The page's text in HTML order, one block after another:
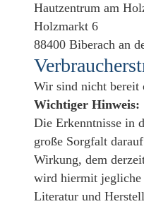
Hautzentrum am
Holzmarkt 6
88400 Biberach an
Wir sind nicht bereit
Wichtiger Hinweis:
Die Erkenntnisse in
große Sorgfalt
Wirkung, dem
wird hiermit jegliche
Literatur und